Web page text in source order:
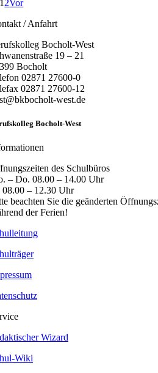
1 2Vor
/ Anfahrt
Bocholt-West
19 – 21
Bocholt
02871 27600-0
02871 27600-12
west.de
Bocholt-West
des Schulbüros
– Do. 08.00 – 14.00 Uhr
08.00 – 12.30 Uhr
beachten Sie die geänderten
der Ferien!
Wizard
Wiki